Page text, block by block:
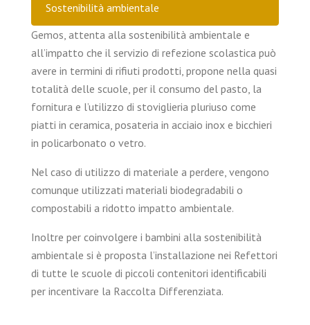
Sostenibilità ambientale
Gemos, attenta alla sostenibilità ambientale e
all’impatto che il servizio di refezione scolastica può
avere in termini di rifiuti prodotti, propone nella quasi
totalità delle scuole, per il consumo del pasto, la
fornitura e l’utilizzo di stoviglieria pluriuso come
piatti in ceramica, posateria in acciaio inox e bicchieri
in policarbonato o vetro.
Nel caso di utilizzo di materiale a perdere, vengono
comunque utilizzati materiali biodegradabili o
compostabili a ridotto impatto ambientale.
Inoltre per coinvolgere i bambini alla sostenibilità
ambientale si è proposta l’installazione nei Refettori
di tutte le scuole di piccoli contenitori identificabili
per incentivare la Raccolta Differenziata.